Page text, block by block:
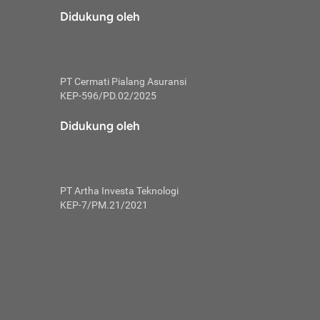
tidak
skor
Mulai
kembali ideal.
utang
Didukung oleh
PT Cermati Pialang Asuransi
KEP-596/PD.02/2025
Didukung oleh
PT Artha Investa Teknologi
KEP-7/PM.21/2021